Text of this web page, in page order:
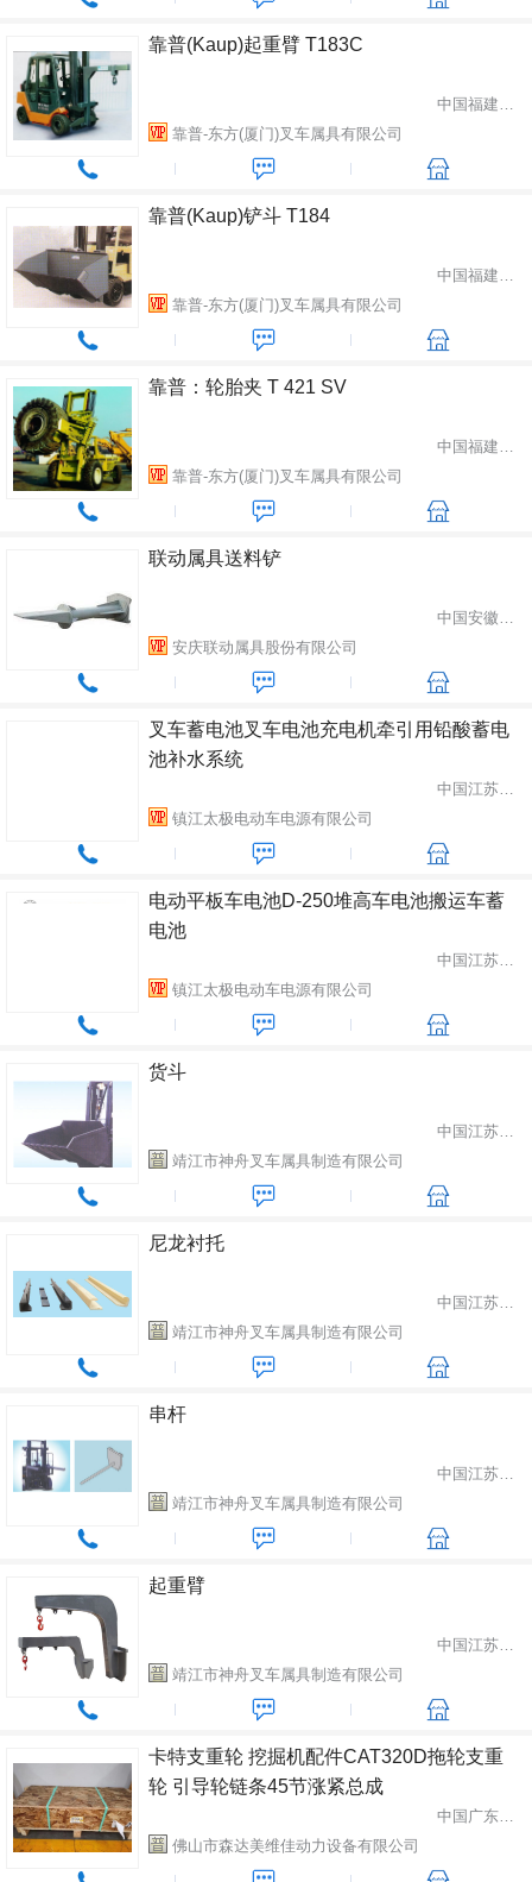
靠普(Kaup)起重臂 T183C
中国福建省厦门市
靠普-东方(厦门)叉车属具有限公司
靠普(Kaup)铲斗 T184
中国福建省厦门市
靠普-东方(厦门)叉车属具有限公司
靠普：轮胎夹 T 421 SV
中国福建省厦门市
靠普-东方(厦门)叉车属具有限公司
联动属具送料铲
中国安徽省安庆市
安庆联动属具股份有限公司
叉车蓄电池叉车电池充电机牵引用铅酸蓄电
池补水系统
中国江苏省镇江市
镇江太极电动车电源有限公司
电动平板车电池D-250堆高车电池搬运车蓄
电池
中国江苏省镇江市
镇江太极电动车电源有限公司
货斗
中国江苏省靖江市
靖江市神舟叉车属具制造有限公司
尼龙衬托
中国江苏省靖江市
靖江市神舟叉车属具制造有限公司
串杆
中国江苏省靖江市
靖江市神舟叉车属具制造有限公司
起重臂
中国江苏省靖江市
靖江市神舟叉车属具制造有限公司
卡特支重轮 挖掘机配件CAT320D拖轮支重
轮 引导轮链条45节涨紧总成
中国广东省深圳市
佛山市森达美维佳动力设备有限公司